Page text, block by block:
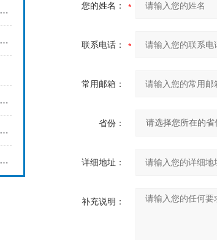
从绝缘设计到产品定型：雷电冲击试验的必要性与发生器选型要点
局部放电测试仪品牌选择：哪家值得合作？
绝缘油状态评估的关键设备如何选择？这家企业的解决方案值得关注
接地安全之本，电阻精准测量：接地电阻测试仪化工项目配套 值得选择！
化工绝缘检测选武汉！两厂充气式设备凭口碑获青睐​
您的姓名：
联系电话：
常用邮箱：
省份：
详细地址：
补充说明：